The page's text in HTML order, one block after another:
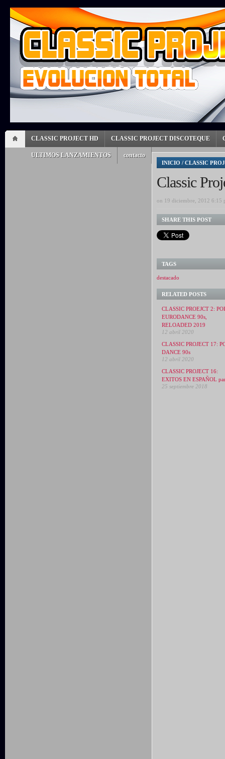
CLASSIC PROJECT HD CLASSIC PROJECT DISCOTEQUE
ULTIMOS LANZAMIENTOS contacto
INICIO / CLASSIC
Classic
on 19 diciembre, 2012 6:15
SHARE THIS POST
TAGS
destacado
RELATED POSTS
CLASSIC PROEJCT 2:
EURODANCE 90s,
RELOADED 2019
12 abril 2020
CLASSIC PROJECT 17:
DANCE 90s
12 abril 2020
CLASSIC PROJECT 16:
EXITOS EN ESPAÑOL
25 septiembre 2018